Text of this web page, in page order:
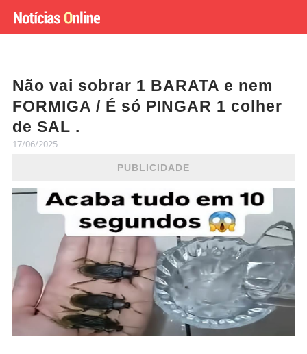
Não vai sobrar 1 BARATA e nem
FORMIGA / É só PINGAR 1 colher
de SAL .
17/06/2025
PUBLICIDADE